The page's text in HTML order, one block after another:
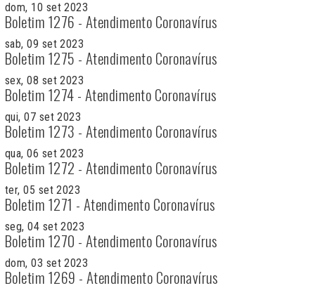
dom, 10 set 2023
Boletim 1276 - Atendimento Coronavírus
sab, 09 set 2023
Boletim 1275 - Atendimento Coronavírus
sex, 08 set 2023
Boletim 1274 - Atendimento Coronavírus
qui, 07 set 2023
Boletim 1273 - Atendimento Coronavírus
qua, 06 set 2023
Boletim 1272 - Atendimento Coronavírus
ter, 05 set 2023
Boletim 1271 - Atendimento Coronavírus
seg, 04 set 2023
Boletim 1270 - Atendimento Coronavírus
dom, 03 set 2023
Boletim 1269 - Atendimento Coronavírus